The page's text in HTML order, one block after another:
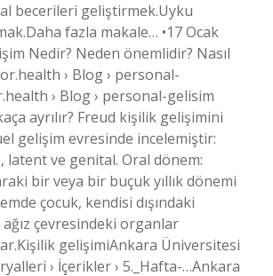
becerileri geliştirmek.Uyku
fazla makale… •17 Ocak
Nedir? Neden önemlidir? Nasıl
› Blog › personal-
› Blog › personal-gelisim
ayrılır? Freud kişilik gelişimini
gelişim evresinde incelemiştir:
latent ve genital. Oral dönem:
bir veya bir buçuk yıllık dönemi
çocuk, kendisi dışındaki
ağız çevresindeki organlar
gelişimiAnkara Üniversitesi
› İçerikler › 5._Hafta-…Ankara